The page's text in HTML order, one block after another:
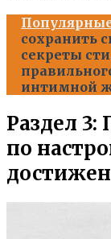
сохранить
секреты
интимной
Раздел 3:
по